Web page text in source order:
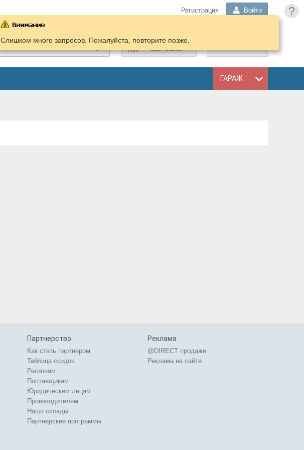
?
Регистрация Войти
ПОДОБРАТЬ
ЗАПЧАСТИ
ГАРАЖ
Слишком много запросов. Пожалуйста, повторите позже.
Партнерство
Как стать партнером
Таблица скидок
Регионам
Поставщикам
Юридическим лицам
Производителям
Наши склады
Партнерские программы
Реклама
@DIRECT продажи
Реклама на сайте